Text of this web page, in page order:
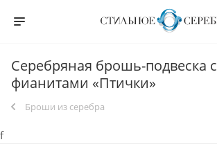
Серебряная брошь-подвеска с
фианитами «Птички»
Броши из серебра
f